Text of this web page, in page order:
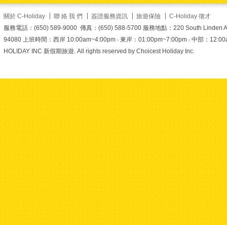
1 1 0
美加旅遊
關於 C-Holiday 聯 絡 我 們 簽證服務資訊 旅遊保險
C-Holiday 徵才
服務電話：(650) 589-9000 傳真：(650) 588-5700 服務地點：220 South Linden
94080 上班時間：西岸 10:00am~4:00pm ‧ 東岸：01:00pm~7:00pm ‧ 中部：
HOLIDAY INC 新假期旅遊. All rights reserved by Choicest Holiday Inc.